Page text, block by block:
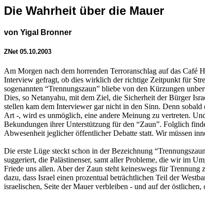
Die Wahrheit über die Mauer
von Yigal Bronner
ZNet 05.10.2003
Am Morgen nach dem horrenden Terroranschlag auf das
Interview gefragt, ob dies wirklich der richtige Zeitpunkt für
sogenannten “Trennungszaun” bliebe von den Kürzungen
Dies, so Netanyahu, mit dem Ziel, die Sicherheit der Bürger
stellen kam dem Interviewer gar nicht in den Sinn. Denn
Art -, wird es unmöglich, eine andere Meinung zu vertreten.
Bekundungen ihrer Unterstützung für den “Zaun”. Folglich
Abwesenheit jeglicher öffentlicher Debatte statt. Wir müssen
Die erste Lüge steckt schon in der Bezeichnung
suggeriert, die Palästinenser, samt aller Probleme, die wir im
Friede uns allen. Aber der Zaun steht keineswegs für
dazu, dass Israel einen prozentual beträchtlichen Teil der
israelischen, Seite der Mauer verbleiben - und auf der